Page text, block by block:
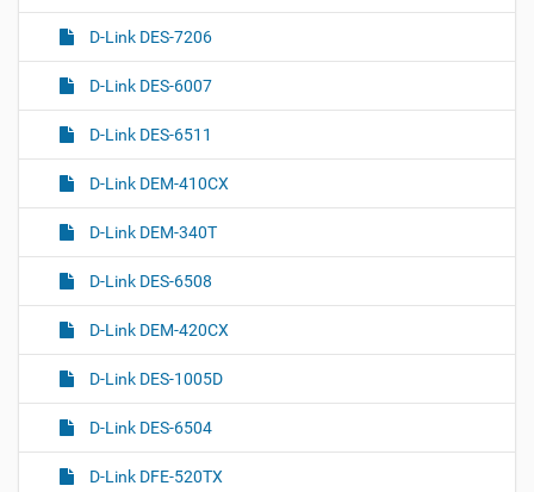
D-Link DES-7206
D-Link DES-6007
D-Link DES-6511
D-Link DEM-410CX
D-Link DEM-340T
D-Link DES-6508
D-Link DEM-420CX
D-Link DES-1005D
D-Link DES-6504
D-Link DFE-520TX